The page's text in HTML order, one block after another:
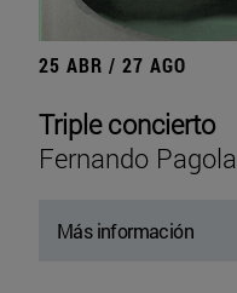
25 ABR / 27 AGO
Triple concierto
Fernando Pagola
Más información